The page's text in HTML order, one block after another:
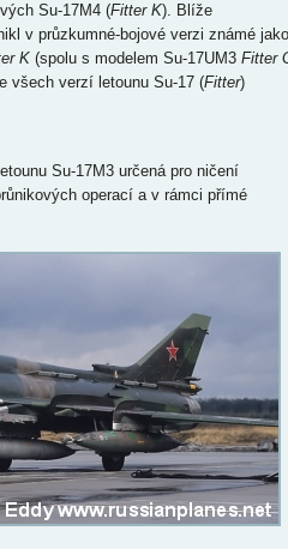
Su-17M4 (Fitter K). Blíže
v průzkumné-bojové verzi známé jako
K(spolu s modelem Su-17UM3 Fitter
všech verzí letounu Su-17 (Fitter)
Su-17M3 určená pro ničení
operací a v rámci přímé